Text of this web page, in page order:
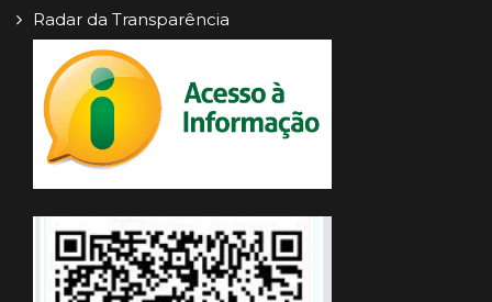
Radar da Transparência